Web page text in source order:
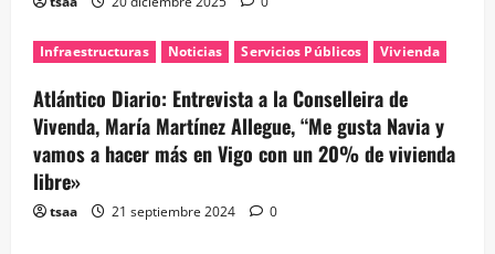
Infraestructuras Noticias Servicios Públicos Vivienda
Atlántico Diario: Entrevista a la Conselleira de
Vivenda, María Martínez Allegue, “Me gusta Navia y
vamos a hacer más en Vigo con un 20% de vivienda
libre»
tsaa 21 septiembre 2024 0